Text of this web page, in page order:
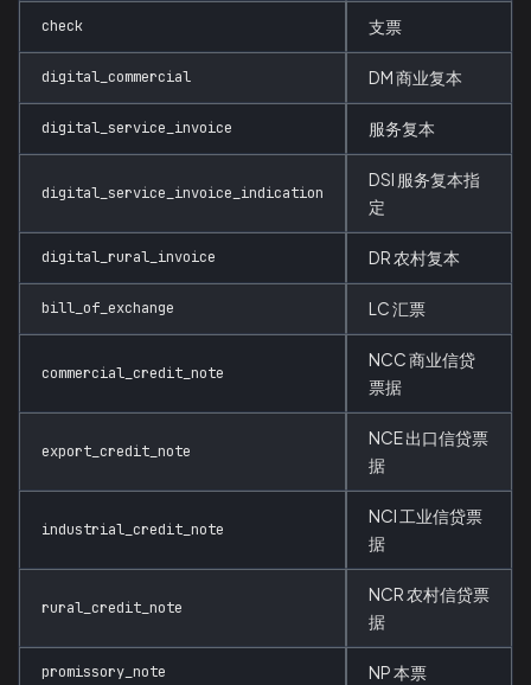
check 支票
digital_commercial DM 商业复本
digital_service_invoice 服务复本
digital_service_invoice_indication
DSI 服务复本指
定
digital_rural_invoice DR 农村复本
bill_of_exchange LC 汇票
commercial_credit_note
NCC 商业信贷
票据
export_credit_note
NCE 出口信贷票
据
industrial_credit_note
NCI 工业信贷票
据
rural_credit_note
NCR 农村信贷票
据
promissory_note NP 本票